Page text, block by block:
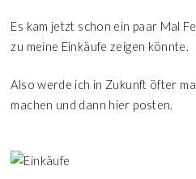
Es kam jetzt schon ein paar Mal
zu meine Einkäufe zeigen könnte.
Also werde ich in Zukunft öfter
machen und dann hier posten.